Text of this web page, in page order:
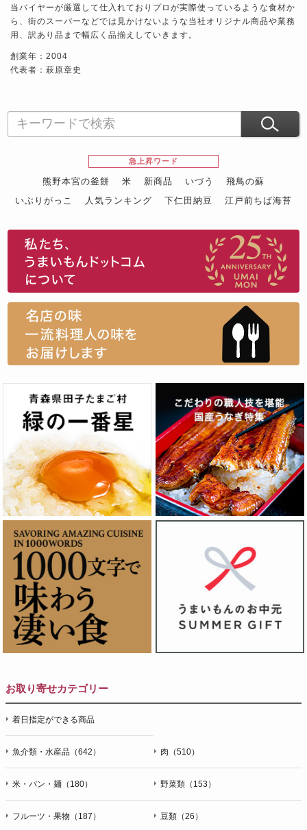
当バイヤーが厳選して仕入れておりプロが実際使っているような食材か
ら、街のスーパーなどでは見かけないような当社オリジナル商品や業務
用、訳あり品まで幅広く品揃えしていきます。
創業年：2004
代表者：萩原章史
急上昇ワード
熊野本宮の釜餅 米 新商品 いづう
飛鳥の蘇
いぶりがっこ
人気ランキング 下仁田納豆
江戸前ちば海苔
お取り寄せカテゴリー
着日指定ができる商品
魚介類・水産品（642） 肉（510）
米・パン・麺（180） 野菜類（153）
フルーツ・果物（187） 豆類（26）